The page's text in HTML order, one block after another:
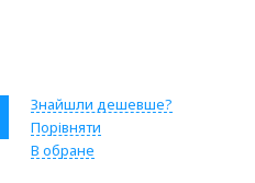
Знайшли дешевше?
Порівняти
В обране